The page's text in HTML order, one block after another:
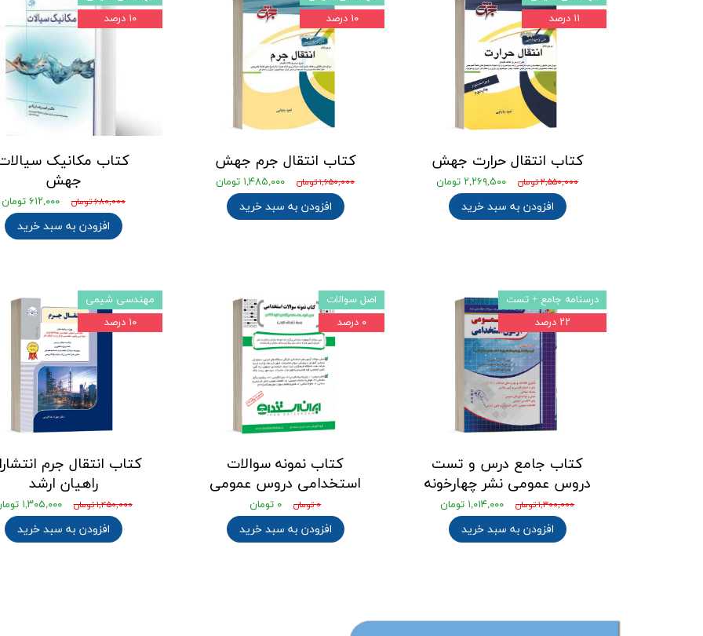
کتاب انتقال حرارت جهش
۲,۵۵۰,۰۰۰ تومان ۲,۲۶۹,۵۰۰ تومان
افزودن به سبد خرید
۱۱ درصد
کتاب انتقال جرم جهش
۱,۶۵۰,۰۰۰ تومان ۱,۴۸۵,۰۰۰ تومان
افزودن به سبد خرید
۱۰ درصد
کتاب مکانیک
جهش
۶۸۰,۰۰۰ تومان ۶۱۲,۰۰۰ تومان
افزودن به سبد خرید
۱۰ درصد
کتاب جامع درس و تست
دروس عمومی نشر چهارخونه
۱,۳۰۰,۰۰۰ تومان ۱,۰۱۴,۰۰۰ تومان
افزودن به سبد خرید
درسنامه جامع + تست
۲۲ درصد
کتاب نمونه سوالات
استخدامی دروس عمومی
۰ تومان ۰ تومان
افزودن به سبد خرید
اصل سوالات
۰ درصد
کتاب انتقال جرم
راهیان ارشد
۱,۴۵۰,۰۰۰ تومان ۱,۳۰۵,۰۰۰ تومان
افزودن به سبد خرید
مهندسی شیمی
۱۰ درصد